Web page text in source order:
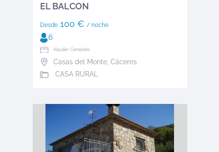
EL BALCON
Desde100 € / noche
6
Alquiler: Completo
Casas del Monte, Cáceres
CASA RURAL